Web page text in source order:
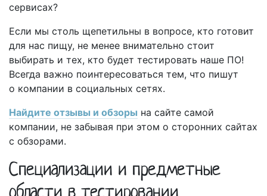
сервисах?
Если мы столь щепетильны в вопросе, кто готовит
для нас пищу, не менее внимательно стоит
выбирать и тех, кто будет тестировать наше ПО!
Всегда важно поинтересоваться тем, что пишут
о компании в социальных сетях.
Найдите отзывы и обзоры на сайте самой
компании, не забывая при этом о сторонних сайтах
с обзорами.
Специализации и предметные